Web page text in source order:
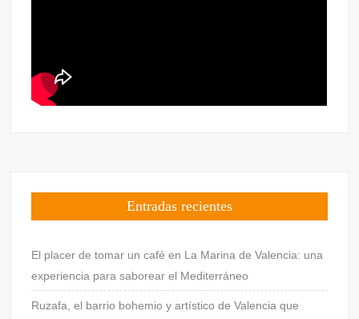
Entradas recientes
El placer de tomar un café en La Marina de Valencia: una
experiencia para saborear el Mediterráneo
Ruzafa, el barrio bohemio y artístico de Valencia que